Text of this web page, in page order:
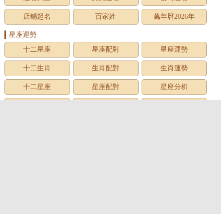
店鋪起名 百家姓 萬年曆2026年
星座運勢
十二星座
星座配對 星座運勢
十二生肖 生肖配對 生肖運勢
十二星座 星座配對 星座分析